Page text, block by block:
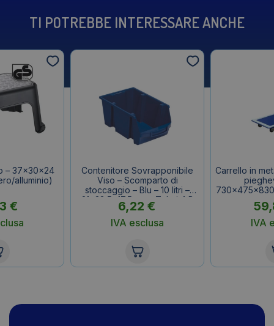
TI POTREBBE INTERESSARE ANCHE
– 37x30x24
alluminio)
€
Contenitore Sovrapponibile
Viso – Scomparto di
stoccaggio – Blu – 10 litri –
21×33,5×17,5 cm – Tekni 4 B
6,22 €
IVA esclusa
Carrello in
730x475x830
IVA